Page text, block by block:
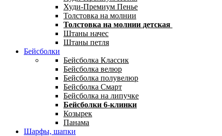
Худи-Премиум Пенье
Толстовка на молнии
Толстовка на молнии детская
Штаны начес
Штаны петля
Бейсболки
Бейсболка Классик
Бейсболка велюр
Бейсболка полувелюр
Бейсболка Смарт
Бейсболка на липучке
Бейсболки 6-клинки
Козырек
Панама
Шарфы, шапки